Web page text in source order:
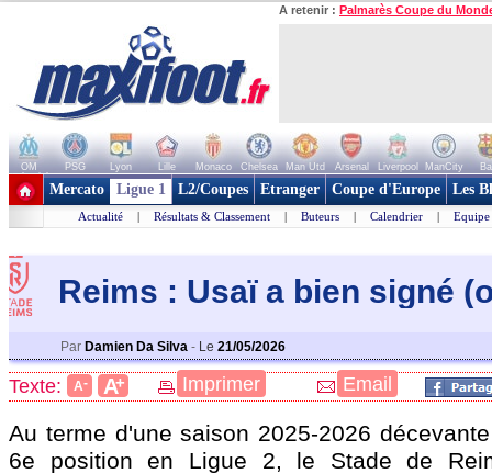
A retenir : Palmarès Coupe du
OM PSG Lyon Lille Monaco Chelsea Man Utd Arsenal Liverpool ManCity
+ de clubs
Mercato Ligue 1 L2/Coupes Etranger Coupe d'Europe Les
Actualité | Résultats & Classement | Buteurs | Calendrier | Equipe
Reims : Usaï a bien signé
Par Damien Da Silva - Le 21/05/2026
Texte: A- A+ Imprimer Email
Au terme d'une saison 2025-2026
6e position en Ligue 2, le Stade de